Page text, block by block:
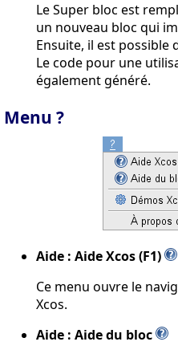
Le Super bloc est
un nouveau bloc qui
Ensuite, il est possible
Le code pour une
également généré.
Menu ?
Aide : Aide Xcos (F1)
Ce menu ouvre le
Xcos.
Aide : Aide du bloc